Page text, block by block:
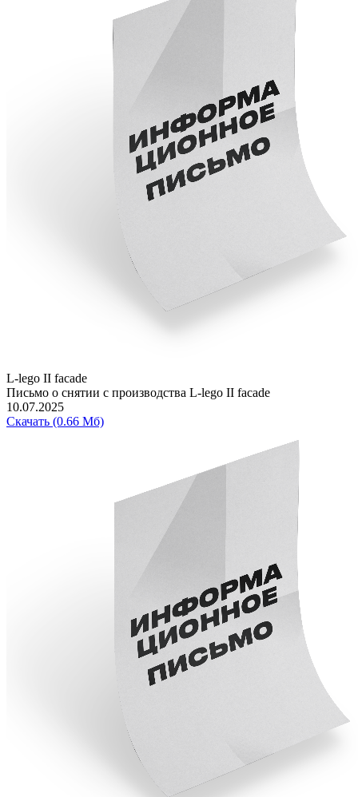
L-lego II facade
Письмо о снятии с производства L-lego II facade
10.07.2025
Скачать (0.66 Мб)